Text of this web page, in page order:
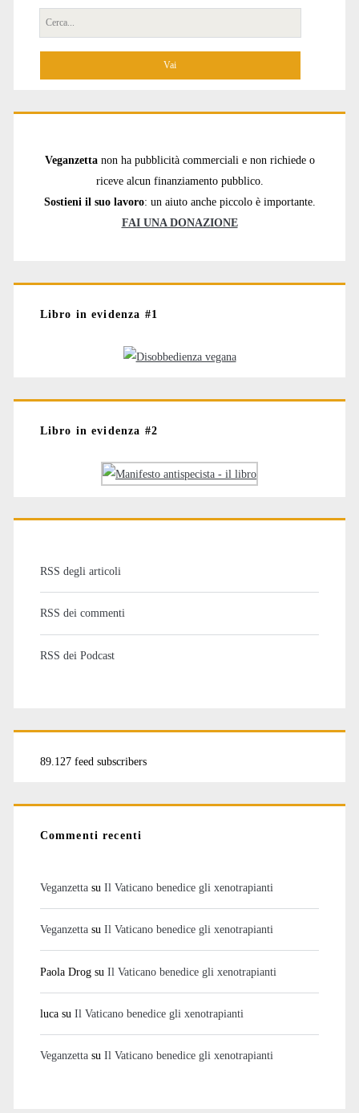
Cerca
per:
Veganzetta non ha pubblicità commerciali e non richiede o
riceve alcun finanziamento pubblico.
Sostieni il suo lavoro: un aiuto anche piccolo è importante.
FAI UNA DONAZIONE
Libro in evidenza #1
Libro in evidenza #2
RSS degli articoli
RSS dei commenti
RSS dei Podcast
89.127 feed subscribers
Commenti recenti
Veganzettasu Il Vaticano benedice gli xenotrapianti
Veganzettasu Il Vaticano benedice gli xenotrapianti
Paola Drogsu Il Vaticano benedice gli xenotrapianti
lucasu Il Vaticano benedice gli xenotrapianti
Veganzettasu Il Vaticano benedice gli xenotrapianti